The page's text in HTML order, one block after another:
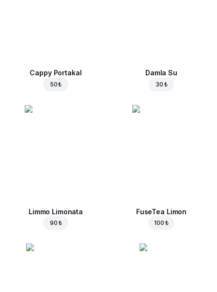
Cappy Portakal
50 ₺
Damla Su
30 ₺
Limmo Limonata
90 ₺
FuseTea Limon
100 ₺